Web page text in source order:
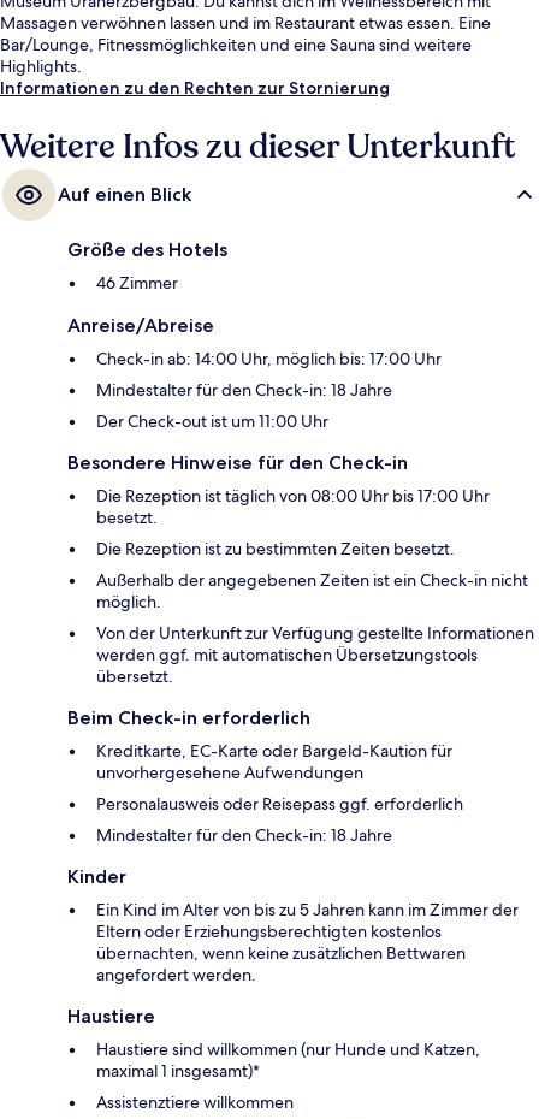
Massagen verwöhnen lassen und im Restaurant etwas essen. Eine
Bar/Lounge, Fitnessmöglichkeiten und eine Sauna sind weitere
Highlights.
Informationen zu den Rechten zur Stornierung
Weitere Infos zu dieser Unterkunft
Auf einen Blick
Größe des Hotels
46 Zimmer
Anreise/Abreise
Check-in ab: 14:00 Uhr, möglich bis: 17:00 Uhr
Mindestalter für den Check-in: 18 Jahre
Der Check-out ist um 11:00 Uhr
Besondere Hinweise für den Check-in
Die Rezeption ist täglich von 08:00 Uhr bis 17:00 Uhr
besetzt.
Die Rezeption ist zu bestimmten Zeiten besetzt.
Außerhalb der angegebenen Zeiten ist ein Check-in nicht
möglich.
Von der Unterkunft zur Verfügung gestellte Informationen
werden ggf. mit automatischen Übersetzungstools
übersetzt.
Beim Check-in erforderlich
Kreditkarte, EC-Karte oder Bargeld-Kaution für
unvorhergesehene Aufwendungen
Personalausweis oder Reisepass ggf. erforderlich
Mindestalter für den Check-in: 18 Jahre
Kinder
Ein Kind im Alter von bis zu 5 Jahren kann im Zimmer der
Eltern oder Erziehungsberechtigten kostenlos
übernachten, wenn keine zusätzlichen Bettwaren
angefordert werden.
Haustiere
Haustiere sind willkommen (nur Hunde und Katzen,
maximal 1 insgesamt)*
Assistenztiere willkommen